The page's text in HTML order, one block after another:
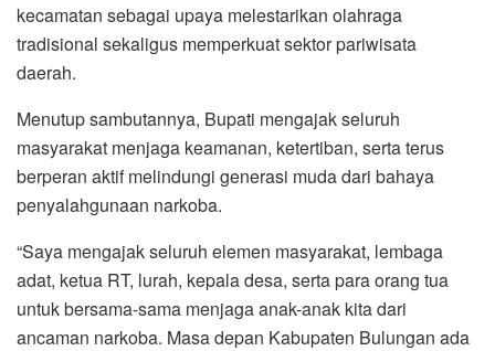
kecamatan sebagai upaya melestarikan olahraga
tradisional sekaligus memperkuat sektor pariwisata
daerah.
Menutup sambutannya, Bupati mengajak seluruh
masyarakat menjaga keamanan, ketertiban, serta terus
berperan aktif melindungi generasi muda dari bahaya
penyalahgunaan narkoba.
“Saya mengajak seluruh elemen masyarakat, lembaga
adat, ketua RT, lurah, kepala desa, serta para orang tua
untuk bersama-sama menjaga anak-anak kita dari
ancaman narkoba. Masa depan Kabupaten Bulungan ada